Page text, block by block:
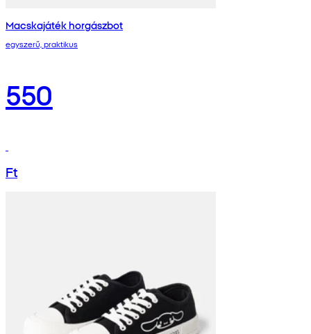
Macskajáték horgászbot
egyszerű, praktikus
550
Ft